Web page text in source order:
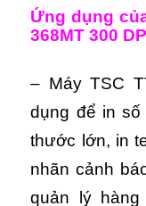
Ứng dụng
368MT 300
– Máy TSC
dụng để in
thước lớn, in
nhãn cảnh
quản lý